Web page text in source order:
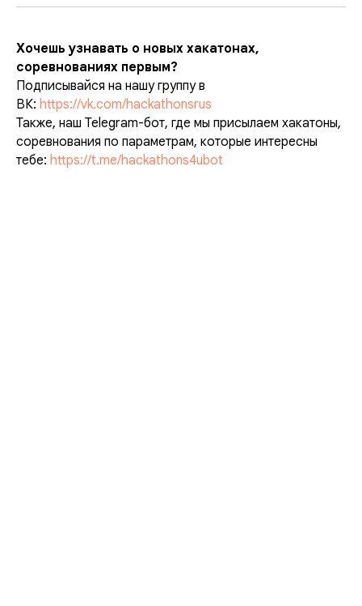
Хочешь узнавать о новых хакатонах,
соревнованиях первым?
Подписывайся на нашу группу в
ВК: https://vk.com/hackathonsrus
Также, наш Telegram-бот, где мы присылаем хакатоны,
соревнования по параметрам, которые интересны
тебе: https://t.me/hackathons4ubot